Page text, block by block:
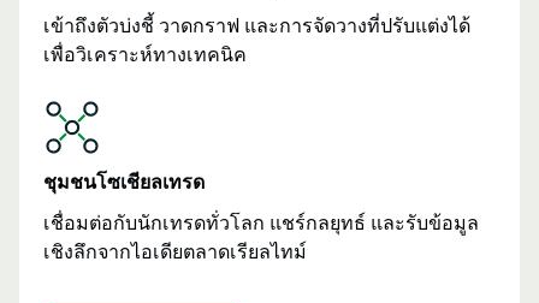
เข้าถึงตัวบ่งชี้ วาดกราฟ และการจัดวางที่ปรับแต่งได้
เพื่อวิเคราะห์ทางเทคนิค
ชุมชนโซเชียลเทรด
เชื่อมต่อกับนักเทรดทั่วโลก แชร์กลยุทธ์ และรับข้อมูล
เชิงลึกจากไอเดียตลาดเรียลไทม์